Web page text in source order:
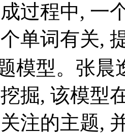
过程中, 一
单词有关,
模型。张晨
掘, 该模型
注的主题,